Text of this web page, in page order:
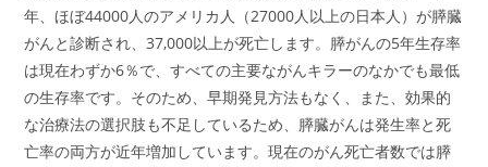
年、ほぼ44000人のアメリカ人（27000人以上の日本人）が膵臓
がんと診断され、37,000以上が死亡します。膵がんの5年生存率
は現在わずか6％で、すべての主要ながんキラーのなかでも最低
の生存率です。そのため、早期発見方法もなく、また、効果的
な治療法の選択肢も不足しているため、膵臓がんは発生率と死
亡率の両方が近年増加しています。現在のがん死亡者数では膵